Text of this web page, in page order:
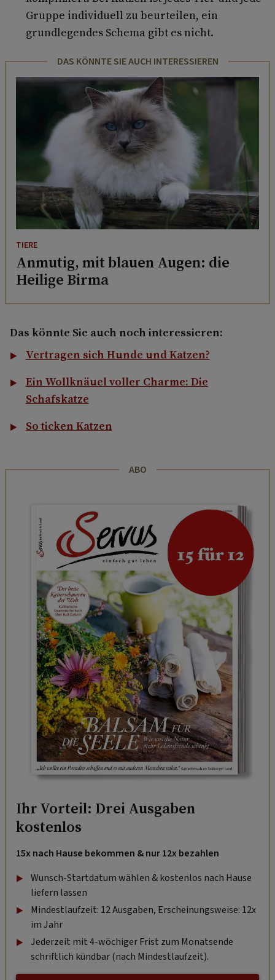
Gruppe individuell zu beurteilen, ein
grundlegendes Schema gibt es nicht.
DAS KÖNNTE SIE AUCH INTERESSIEREN
TIERE
Anmutig, mit blauen Augen: die
Heilige Birma
Das könnte Sie auch noch interessieren:
Vertragen sich Hunde und Katzen?
Ein Wollknäuel voller Charme: Die
Schafskatze
So ticken Katzen
ABO
Ihr Vorteil: Drei Ausgaben
kostenlos
15x nach Hause bekommen & nur 12x bezahlen
Wunsch-Startdatum wählen & kostenlos nach Hause
liefern lassen
Mindestlaufzeit: 12 Ausgaben, Erscheinungsweise: 12x
im Jahr
Jederzeit mit 4-wöchiger Frist zum Monatsende
schriftlich kündbar (nach Mindestlaufzeit).